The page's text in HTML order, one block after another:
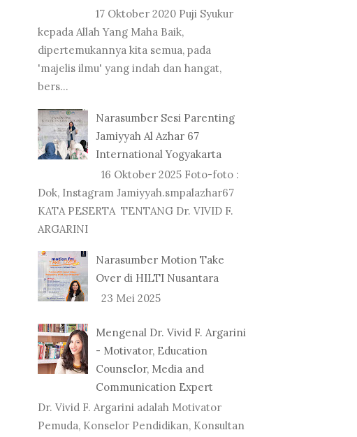
17 Oktober 2020 Puji Syukur
kepada Allah Yang Maha Baik,
dipertemukannya kita semua, pada
'majelis ilmu' yang indah dan hangat,
bers...
Narasumber Sesi Parenting
Jamiyyah Al Azhar 67
International Yogyakarta
16 Oktober 2025 Foto-foto :
Dok, Instagram Jamiyyah.smpalazhar67
KATA PESERTA TENTANG Dr. VIVID F.
ARGARINI
Narasumber Motion Take
Over di HILTI Nusantara
23 Mei 2025
Mengenal Dr. Vivid F. Argarini
- Motivator, Education
Counselor, Media and
Communication Expert
Dr. Vivid F. Argarini adalah Motivator
Pemuda, Konselor Pendidikan, Konsultan